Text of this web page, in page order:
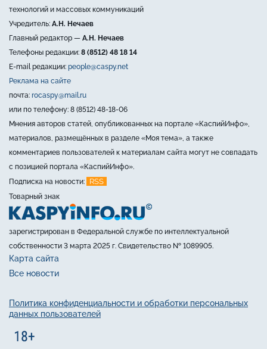
технологий и массовых коммуникаций
Учредитель: А.Н. Нечаев
Главный редактор — А.Н. Нечаев
Телефоны редакции: 8 (8512) 48 18 14
E-mail редакции: people@caspy.net
Реклама на сайте
почта: rocaspy@mail.ru
или по телефону: 8 (8512) 48-18-06
Мнения авторов статей, опубликованных на портале «КаспийИнфо»,
материалов, размещённых в разделе «Моя тема», а также
комментариев пользователей к материалам сайта могут не совпадать
с позицией портала «КаспийИнфо».
Подписка на новости:
RSS
Товарный знак
зарегистрирован в Федеральной службе по интеллектуальной
собственности 3 марта 2025 г. Свидетельство № 1089905.
Карта сайта
Все новости
Политика конфиденциальности и обработки персональных
данных пользователей